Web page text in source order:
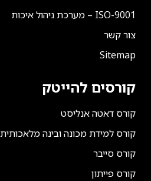
ISO-9001 – מערכת ניהול איכות
צור קשר
Sitemap
קורסים להייטק
קורס דאטה אנליסט
קורס למידת מכונה ובינה מלאכותית AI
קורס סייבר
קורס פייתון